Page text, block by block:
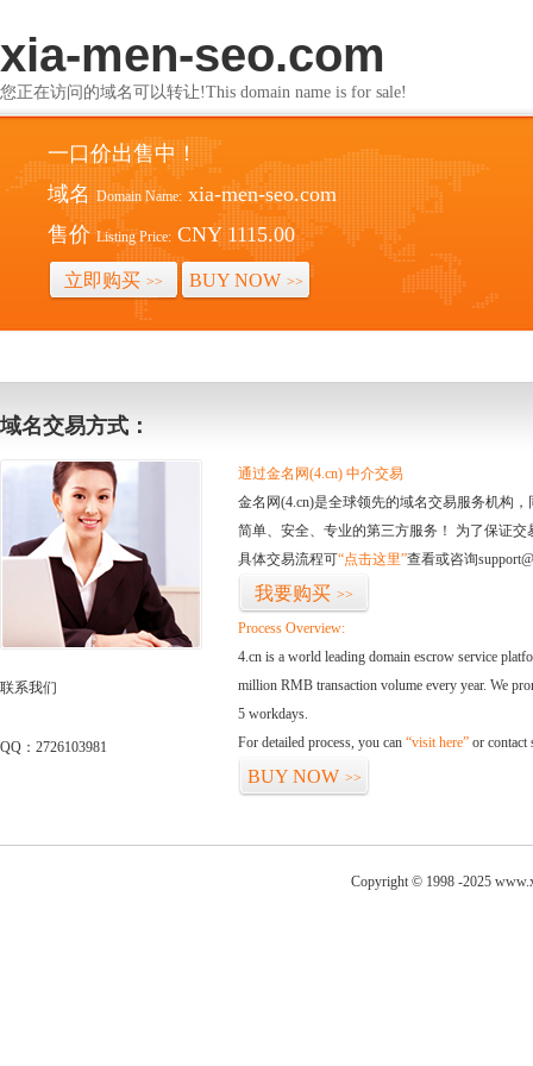
xia-men-seo.com
您正在访问的域名可以转让!This domain name is for sale!
一口价出售中！
域名 Domain Name: xia-men-seo.com
售价 Listing Price: CNY 1115.00
立即购买 >> BUY NOW >>
域名交易方式：
联系我们
QQ：2726103981
通过金名网(4.cn) 中介交易
金名网(4.cn)是全球领先的域名交易服务机构
简单、安全、专业的第三方服务！ 为了保证
具体交易流程可“点击这里”查看或咨询
我要购买 >>
Process Overview:
4.cn is a world leading domain escrow service
million RMB transaction volume every year. We
5 workdays.
For detailed process, you can “visit here” or contact
BUY NOW >>
Copyright © 1998 -2025